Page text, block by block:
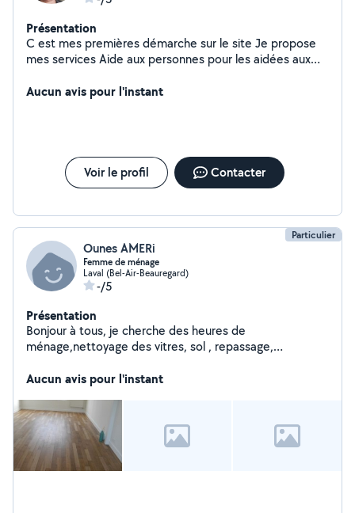
Présentation
C est mes premières démarche sur le site Je propose
mes services Aide aux personnes pour les aidées aux
tout renseignement je reste à disposition cordialement.
Aucun avis pour l'instant
Voir le profil Contacter
Particulier
Ounes AMERi
Femme de ménage
Laval (Bel-Air-Beauregard)
-/5
Présentation
Bonjour à tous, je cherche des heures de
ménage,nettoyage des vitres, sol , repassage,
Aucun avis pour l'instant